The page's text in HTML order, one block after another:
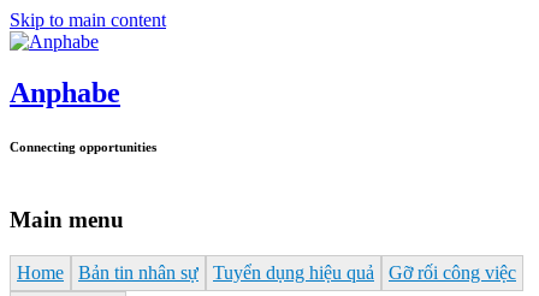
Skip to main content
Anphabe
Connecting opportunities
Main menu
Home Bản tin nhân sự Tuyển dụng hiệu quả
Gỡ rối công việc